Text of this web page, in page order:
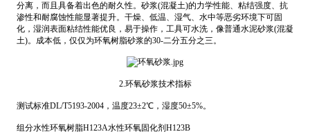
分离，而且具备着出色的耐久性。砂浆(混凝土)的力学性能、粘结强度、抗
渗性和耐腐蚀性能显著提升。干燥、低温、湿气、水中等恶劣环境下可固
化，湿润表面粘结性能优良，易于操作，工具可水洗，像普通水泥砂浆(混凝
土)。成本低，仅仅为环氧树脂砂浆的30-二分五分之三。
2.环氧砂浆技术指标
测试标准DL/T5193-2004，温度23±2℃，湿度50±5%。
组分水性环氧树脂H123A水性环氧固化剂H123B